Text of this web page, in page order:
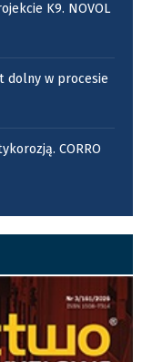
K9. NOVOL
dolny w procesie
CORRO